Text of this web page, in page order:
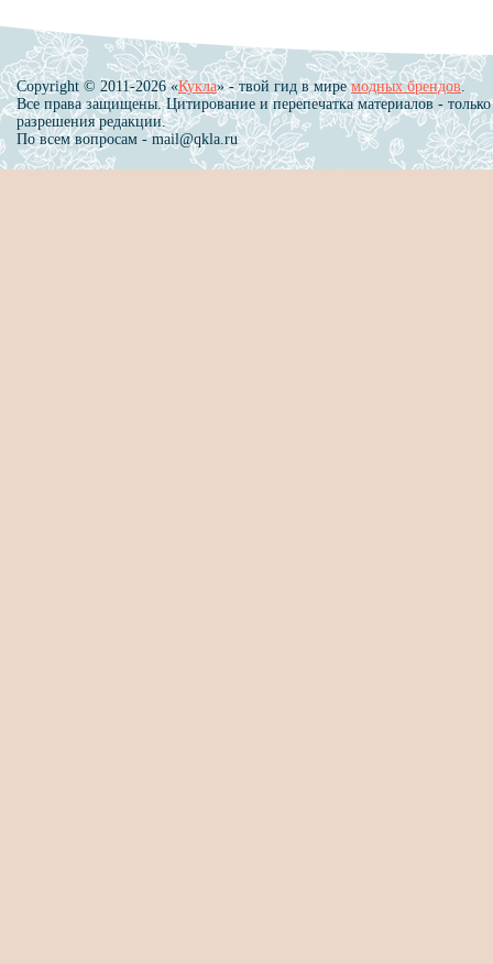
Copyright © 2011-2026 «Кукла» - твой гид в миремодных брендов.
Все права защищены. Цитирование и перепечатка материалов - только
разрешения редакции.
По всем вопросам - mail@qkla.ru